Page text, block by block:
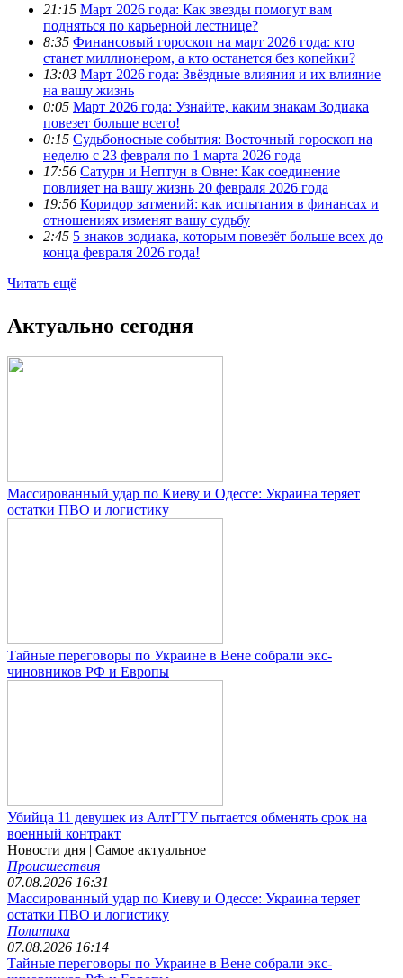
21:15 Март 2026 года: Как звезды помогут вам
подняться по карьерной лестнице?
8:35 Финансовый гороскоп на март 2026 года: кто
станет миллионером, а кто останется без копейки?
13:03 Март 2026 года: Звёздные влияния и их влияние
на вашу жизнь
0:05 Март 2026 года: Узнайте, каким знакам Зодиака
повезет больше всего!
0:15 Судьбоносные события: Восточный гороскоп на
неделю с 23 февраля по 1 марта 2026 года
17:56 Сатурн и Нептун в Овне: Как соединение
повлияет на вашу жизнь 20 февраля 2026 года
19:56 Коридор затмений: как испытания в финансах и
отношениях изменят вашу судьбу
2:45 5 знаков зодиака, которым повезёт больше всех до
конца февраля 2026 года!
Читать ещё
Актуально сегодня
Массированный удар по Киеву и Одессе: Украина теряет
остатки ПВО и логистику
Тайные переговоры по Украине в Вене собрали экс-
чиновников РФ и Европы
Убийца 11 девушек из АлтГТУ пытается обменять срок на
военный контракт
Новости дня | Самое актуальное
Происшествия
07.08.2026 16:31
Массированный удар по Киеву и Одессе: Украина теряет
остатки ПВО и логистику
Политика
07.08.2026 16:14
Тайные переговоры по Украине в Вене собрали экс-